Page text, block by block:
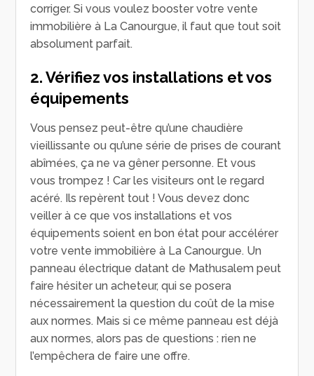
corriger. Si vous voulez booster votre vente
immobilière à La Canourgue, il faut que tout soit
absolument parfait.
2. Vérifiez vos installations et vos
équipements
Vous pensez peut-être qu’une chaudière
vieillissante ou qu’une série de prises de courant
abîmées, ça ne va gêner personne. Et vous
vous trompez ! Car les visiteurs ont le regard
acéré. Ils repèrent tout ! Vous devez donc
veiller à ce que vos installations et vos
équipements soient en bon état pour accélérer
votre vente immobilière à La Canourgue. Un
panneau électrique datant de Mathusalem peut
faire hésiter un acheteur, qui se posera
nécessairement la question du coût de la mise
aux normes. Mais si ce même panneau est déjà
aux normes, alors pas de questions : rien ne
l’empêchera de faire une offre.